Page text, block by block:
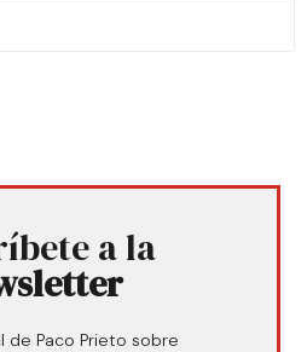
a la
de Paco Prieto sobre